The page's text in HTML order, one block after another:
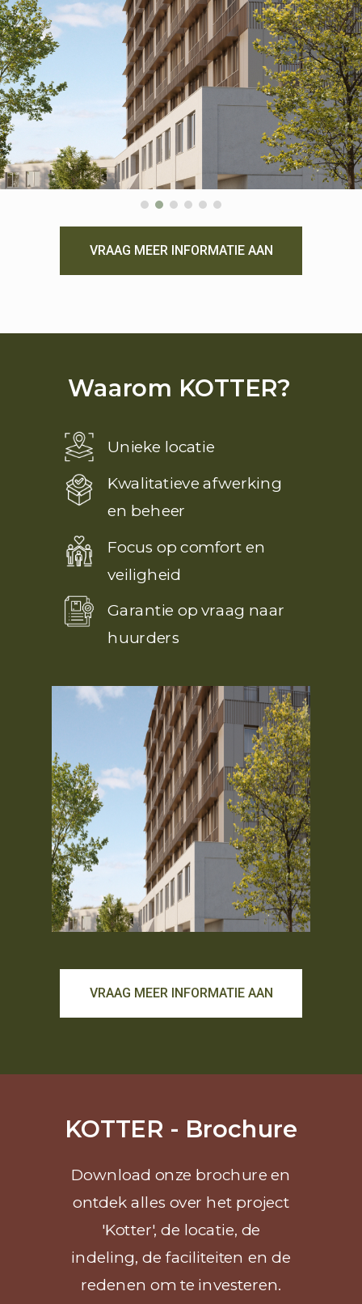
VRAAG MEER INFORMATIE AAN
Unieke locatie
Kwalitatieve afwerking
en beheer
Focus op comfort en
veiligheid
Garantie op vraag naar
huurders
Waarom KOTTER?
VRAAG MEER INFORMATIE AAN
KOTTER - Brochure
Download onze brochure en
ontdek alles over het project
'Kotter', de locatie, de
indeling, de faciliteiten en de
redenen om te investeren.